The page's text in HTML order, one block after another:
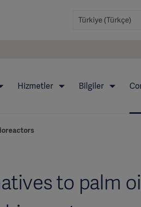
Hizmetler Bilgiler
to palm